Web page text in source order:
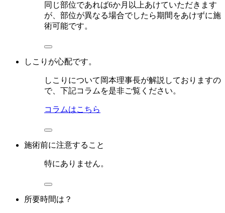
同じ部位であれば6か月以上あけていただきます
が、部位が異なる場合でしたら期間をあけずに施
術可能です。
しこりが心配です。
しこりについて岡本理事長が解説しておりますの
で、下記コラムを是非ご覧ください。
コラムはこちら
施術前に注意すること
特にありません。
所要時間は？